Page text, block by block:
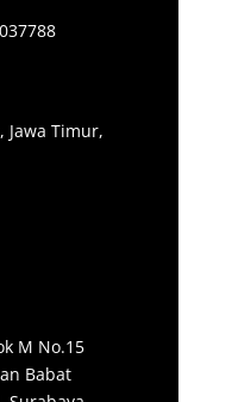
Jawa Timur,
M No.15
Babat